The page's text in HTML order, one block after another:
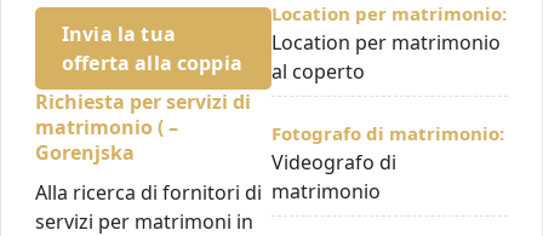
Invia la tua
offerta alla coppia
Richiesta per servizi di
matrimonio ( –
Gorenjska
Alla ricerca di fornitori di
servizi per matrimoni in
Location per matrimonio:
Location per matrimonio
al coperto
Fotografo di matrimonio:
Videografo di
matrimonio